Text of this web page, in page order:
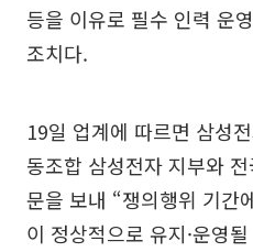
등을 이유로 필수 인력 운
조치다.
19일 업계에 따르면 삼성
동조합 삼성전자 지부와
문을 보내 “쟁의행위 기간
이 정상적으로 유지·운영